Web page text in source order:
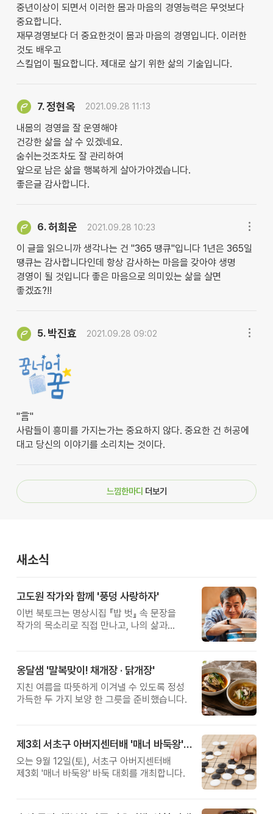
중년이상이 되면서 이러한 몸과 마음의 경영능력은 무엇보다
중요합니다.
재무경영보다 더 중요한것이 몸과 마음의 경영입니다. 이러한
것도 배우고
스킬업이 필요합니다. 제대로 살기 위한 삶의 기술입니다.
7.정현옥 2021.09.28 11:13
내몸의 경영을 잘 운영해야
건강한 삶을 살 수 있겠네요.
숨쉬는것조차도 잘 관리하여
앞으로 남은 삶을 행복하게 살아가야겠습니다.
좋은글 감사합니다.
6.허희운 2021.09.28 10:23
이 글을 읽으니까 생각나는 건 "365 땡큐"입니다 1년은 365일
땡큐는 감사합니다인데 항상 감사하는 마음을 갖아야 생명
경영이 될 것입니다 좋은 마음으로 의미있는 삶을 살면
좋겠죠?!!
5. 박진효 2021.09.28 09:02
"言"
사람들이 흥미를 가지는가는 중요하지 않다. 중요한 건 허공에
대고 당신의 이야기를 소리치는 것이다.
느낌한마디 더보기
새소식
고도원 작가와 함께 '풍덩 사랑하자'
이번 북토크는 명상시집 『밥 벗』 속 문장을
작가의 목소리로 직접 만나고, 나의 삶과
옹달샘 '말복맞이! 채개장 · 닭개장'
지친 여름을 따뜻하게 이겨낼 수 있도록 정성
가득한 두 가지 보양 한 그릇을 준비했습니다.
제3회 서초구 아버지센터배 '매너 바둑왕' 대회
오는 9월 12일(토), 서초구 아버지센터배
제3회 '매너 바둑왕' 바둑 대회를 개최합니다.